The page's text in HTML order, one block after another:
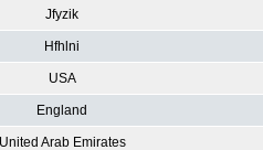
Jfyzik
Hfhlni
USA
England
United Arab Emirates